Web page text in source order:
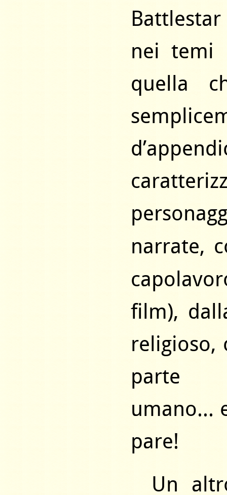
nei temi
quella
narrate,
film),
religioso,
parte
umano…
pare!
Un